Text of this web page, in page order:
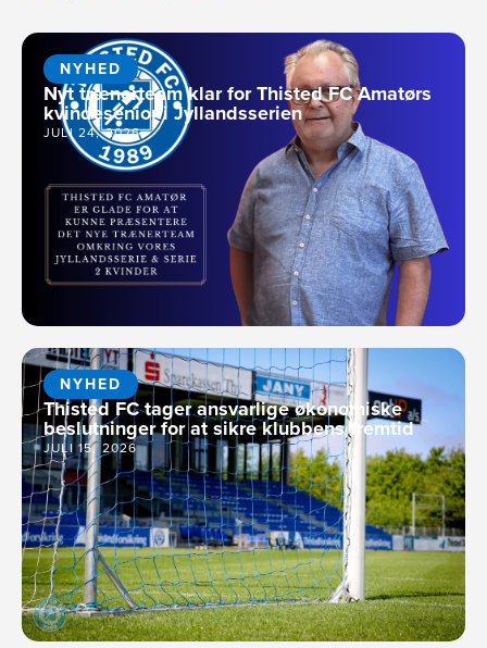
NYHED
Nyt trænerteam klar for Thisted FC Amatørs
kvindesenior i Jyllandsserien
JULI 24, 2026
NYHED
Thisted FC tager ansvarlige økonomiske
beslutninger for at sikre klubbens fremtid
JULI 15, 2026